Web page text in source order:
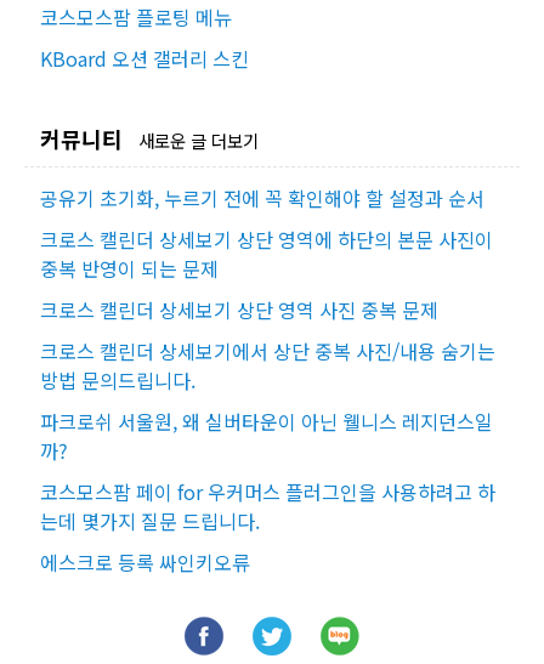
코스모스팜 플로팅 메뉴
KBoard 오션 갤러리 스킨
커뮤니티 새로운 글 더보기
공유기 초기화, 누르기 전에 꼭 확인해야 할 설정과 순서
크로스 캘린더 상세보기 상단 영역에 하단의 본문 사진이
중복 반영이 되는 문제
크로스 캘린더 상세보기 상단 영역 사진 중복 문제
크로스 캘린더 상세보기에서 상단 중복 사진/내용 숨기는
방법 문의드립니다.
파크로쉬 서울원, 왜 실버타운이 아닌 웰니스 레지던스일
까?
코스모스팜 페이 for 우커머스 플러그인을 사용하려고 하
는데 몇가지 질문 드립니다.
에스크로 등록 싸인키오류